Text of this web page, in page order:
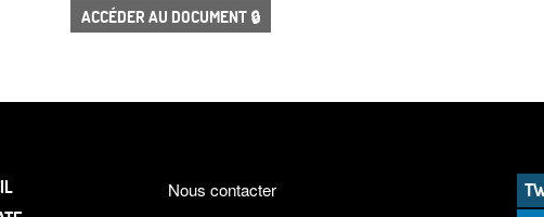
ACCÉDER AU DOCUMENT 🔒
Nous contacter